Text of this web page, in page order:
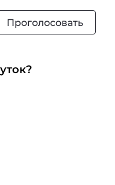
Проголосовать